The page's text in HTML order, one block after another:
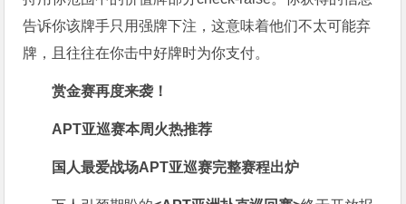
告诉你该牌手只用强牌下注，这意味着他们不太可能弃
牌，且往往在你击中好牌时为你支付。
赏金赛再度来袭！
APT亚巡赛本周火热推荐
国人最爱战场APT亚巡赛完整赛程出炉